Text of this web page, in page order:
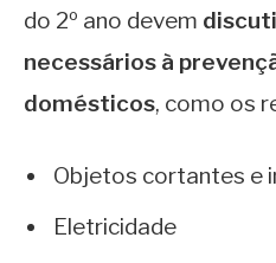
do 2º ano devem
necessários à
domésticos, como os
Objetos cortantes e
Eletricidade